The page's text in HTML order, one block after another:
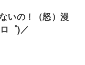
いの！（怒）漫
゜)／